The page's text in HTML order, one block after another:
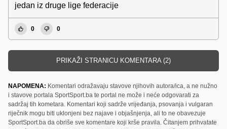
jedan iz druge lige federacije
0 0
PRIKAŽI STRANICU KOMENTARA (2)
NAPOMENA: Komentari odražavaju stavove njihovih autora/ica, a ne nužno
i stavove portala SportSport.ba te portal ne može i neće odgovarati za
sadržaj tih kometara. Komentari koji sadrže vrijeđanja, psovanja i vulgaran
riječnik mogu biti uklonjeni bez najave i objašnjenja, ali to ne obavezuje
SportSport.ba da obriše sve komentare koji krše pravila. Čitanjem prihvatate